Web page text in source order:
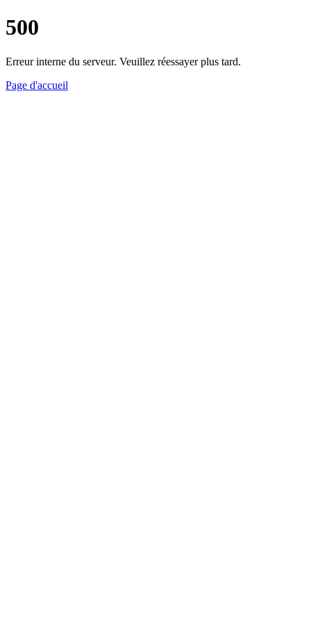
500
Erreur interne du serveur. Veuillez réessayer plus tard.
Page d'accueil